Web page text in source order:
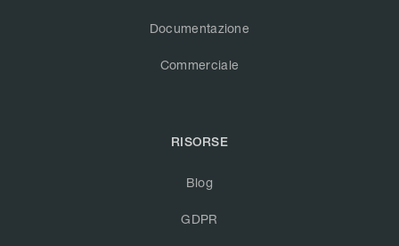
Documentazione
Commerciale
RISORSE
Blog
GDPR